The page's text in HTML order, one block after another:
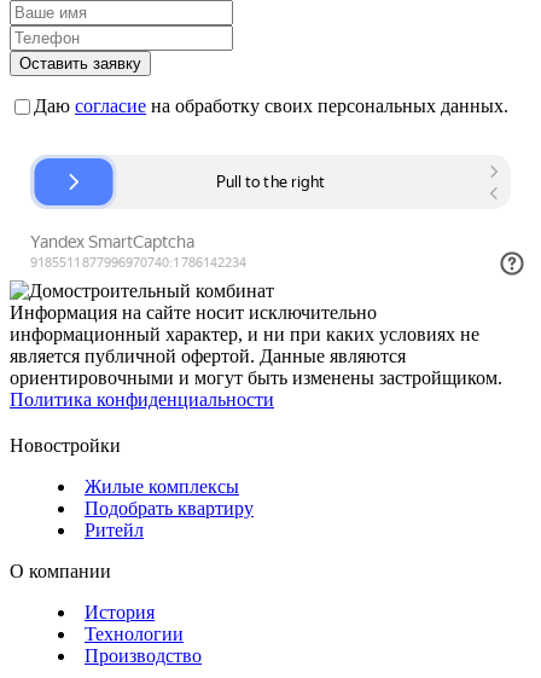
Оставить заявку
Даю согласие на обработку своих персональных данных.
Информация на сайте носит исключительно
информационный характер, и ни при каких условиях не
является публичной офертой. Данные являются
ориентировочными и могут быть изменены застройщиком.
Политика конфиденциальности
Новостройки
Жилые комплексы
Подобрать квартиру
Ритейл
О компании
История
Технологии
Производство